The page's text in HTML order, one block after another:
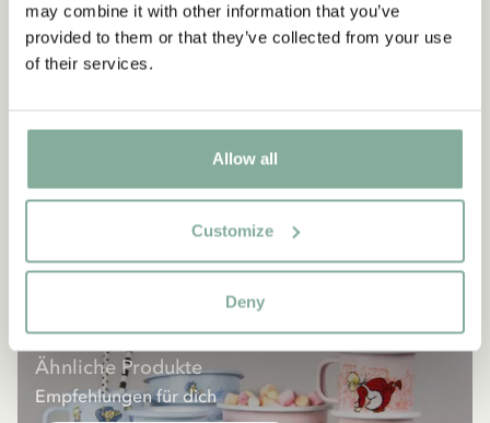
may combine it with other information that you’ve
provided to them or that they’ve collected from your use
of their services.
Allow all
Customize
Deny
EINRICHTUNG
Ähnliche Produkte
Empfehlungen für dich